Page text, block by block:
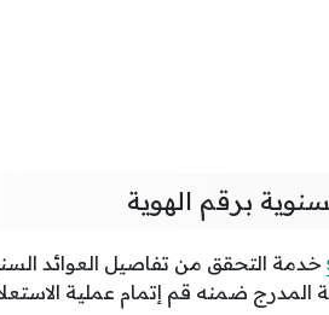
برقم الهوية
خدمة التحقق من تفاصيل العوائد
المدرج ضمنه قم إتمام عملية